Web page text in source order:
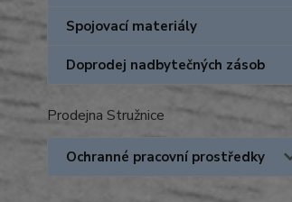
Spojovací materiály
Doprodej nadbytečných zásob
Prodejna Stružnice
Ochranné pracovní prostředky